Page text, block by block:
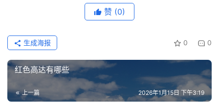
赞 (0)
0 0
生成海报
红色高达有哪些
上一篇 2026年1月15日 下午3:19